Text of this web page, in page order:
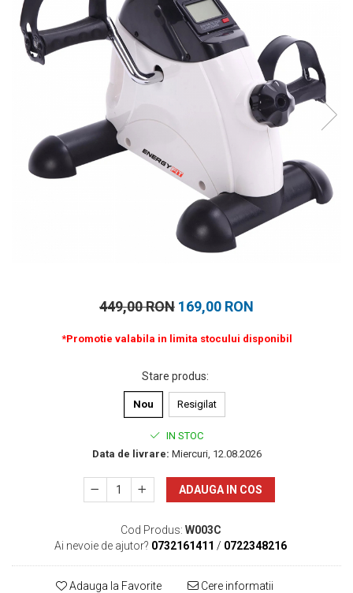
Accesorii inot
Genti si rucsacuri
Tricouri, pantaloni, bluze
Costume profesionale inot
449,00 RON 169,00 RON
*Promotie valabila in limita stocului disponibil
Stare produs:
Nou Resigilat
IN STOC
Data de livrare: Miercuri, 12.08.2026
ADAUGA IN COS
Cod Produs: W003C
Ai nevoie de ajutor? 0732161411 / 0722348216
Adauga la Favorite Cere informatii